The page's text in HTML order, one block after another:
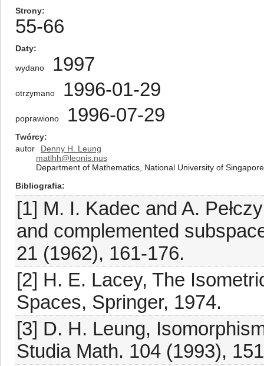
Strony
55-66
Daty
wydano 1997
otrzymano 1996-01-29
poprawiono 1996-07-29
Twórcy
autor
Denny H. Leung
matlhh@leonis.nus
Department of Mathematics, National University of
Bibliografia
[1] M. I. Kadec and A.
and complemented
21 (1962), 161-176.
[2] H. E. Lacey, The
Spaces, Springer, 1974.
[3] D. H. Leung,
Studia Math. 104 (1993),